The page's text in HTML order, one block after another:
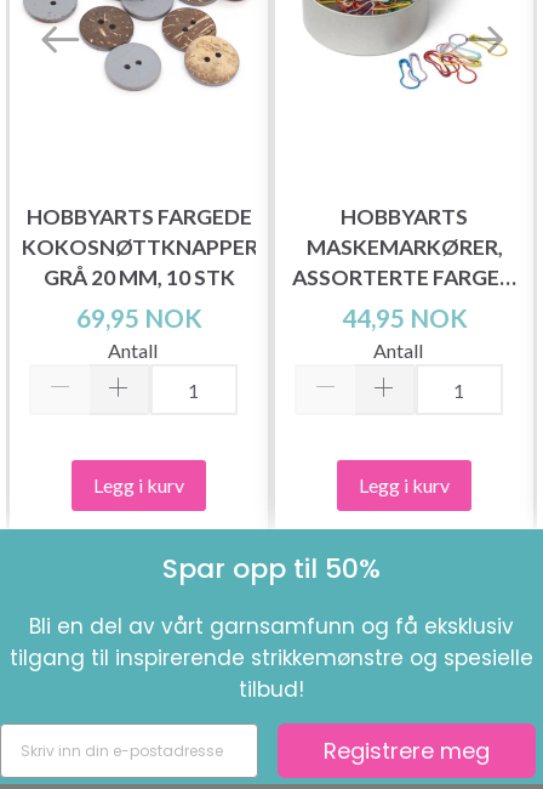
HOBBYARTS FARGEDE
KOKOSNØTTKNAPPER
GRÅ 20 MM, 10 STK
69,95 NOK
Antall
Legg i kurv
HOBBYARTS
MASKEMARKØRER,
ASSORTERTE FARGER,
25 STK.
44,95 NOK
Antall
Legg i kurv
Spar opp til 50%
Bli en del av vårt garnsamfunn og få eksklusiv
tilgang til inspirerende strikkemønstre og spesielle
tilbud!
Registrere meg